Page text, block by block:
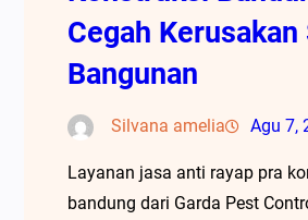
Cegah
Bangunan
Silvana amelia Agu 7,
Layanan jasa anti rayap pra
bandung dari Garda Pest